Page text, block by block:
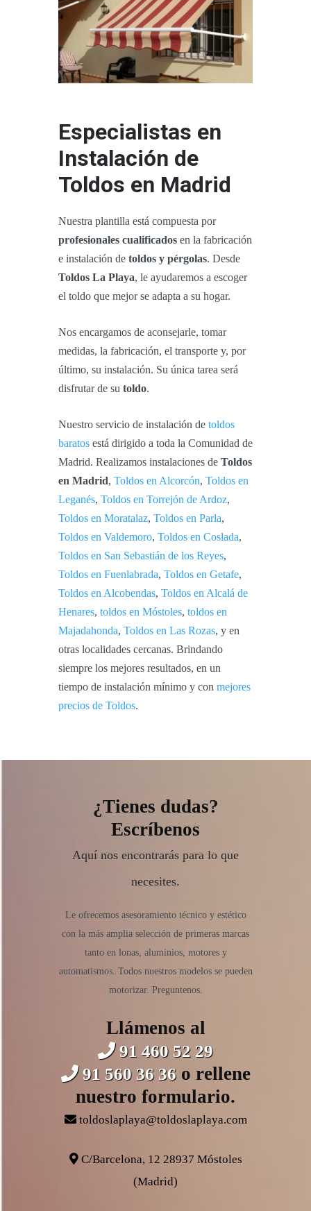
Especialistas en
Instalación de
Toldos en Madrid
Nuestra plantilla está compuesta por
profesionales cualificados en la fabricación
e instalación de toldos y pérgolas. Desde
Toldos La Playa, le ayudaremos a escoger
el toldo que mejor se adapta a su hogar.
Nos encargamos de aconsejarle, tomar
medidas, la fabricación, el transporte y, por
último, su instalación. Su única tarea será
disfrutar de su toldo.
Nuestro servicio de instalación de toldos
baratos está dirigido a toda la Comunidad de
Madrid. Realizamos instalaciones de Toldos
en Madrid, Toldos en Alcorcón, Toldos en
Leganés, Toldos en Torrejón de Ardoz,
Toldos en Moratalaz, Toldos en Parla,
Toldos en Valdemoro, Toldos en Coslada,
Toldos en San Sebastián de los Reyes,
Toldos en Fuenlabrada, Toldos en Getafe,
Toldos en Alcobendas, Toldos en Alcalá de
Henares, toldos en Móstoles, toldos en
Majadahonda, Toldos en Las Rozas, y en
otras localidades cercanas. Brindando
siempre los mejores resultados, en un
tiempo de instalación mínimo y con mejores
precios de Toldos.
¿Tienes dudas?
Escríbenos
Aquí nos encontrarás para lo que
necesites.
Le ofrecemos asesoramiento técnico y estético
con la más amplia selección de primeras marcas
tanto en lonas, aluminios, motores y
automatismos. Todos nuestros modelos se pueden
motorizar. Preguntenos.
Llámenos al
91 460 52 29
91 560 36 36o rellene
nuestro formulario.
toldoslaplaya@toldoslaplaya.com
C/Barcelona, 12 28937 Móstoles
(Madrid)